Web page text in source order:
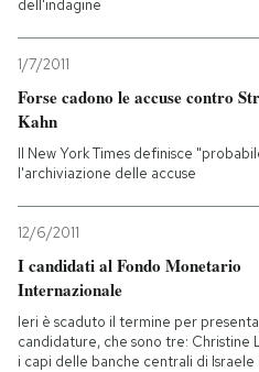
dell'indagine
1/7/2011
Forse cadono le accuse contro
Kahn
Il New York Times definisce
l'archiviazione delle accuse
12/6/2011
I candidati al Fondo Monetario
Internazionale
Ieri è scaduto il termine per
candidature, che sono tre: Christine
i capi delle banche centrali di Israele